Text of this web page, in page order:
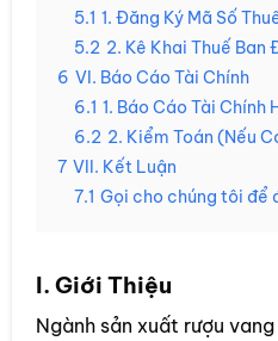
5.1 1. Đăng Ký Mã Số
5.2 2. Kê Khai Thuế Ban
6 VI. Báo Cáo Tài Chính
6.1 1. Báo Cáo Tài Chính
6.2 2. Kiểm Toán (Nếu
7 VII. Kết Luận
7.1 Gọi cho chúng tôi để
I. Giới Thiệu
Ngành sản xuất rượu